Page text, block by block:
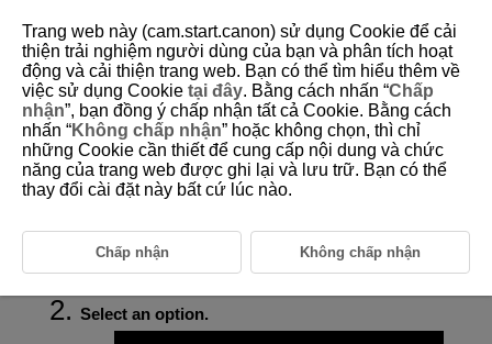
D388-119
Standby: Low Resolution
Set to [On] to conserve battery power and control the rise of camera
Select an option.
Trang web này (cam.start.canon) sử dụng Cookie để cải
thiện trải nghiệm người dùng của bạn và phân tích hoạt
động và cải thiện trang web. Bạn có thể tìm hiểu thêm về
việc sử dụng Cookie tại đây. Bằng cách nhấn “Chấp
nhận”, bạn đồng ý chấp nhận tất cả Cookie. Bằng cách
nhấn “Không chấp nhận” hoặc không chọn, thì chỉ
những Cookie cần thiết để cung cấp nội dung và chức
năng của trang web được ghi lại và lưu trữ. Bạn có thể
thay đổi cài đặt này bất cứ lúc nào.
Chấp nhận Không chấp nhận